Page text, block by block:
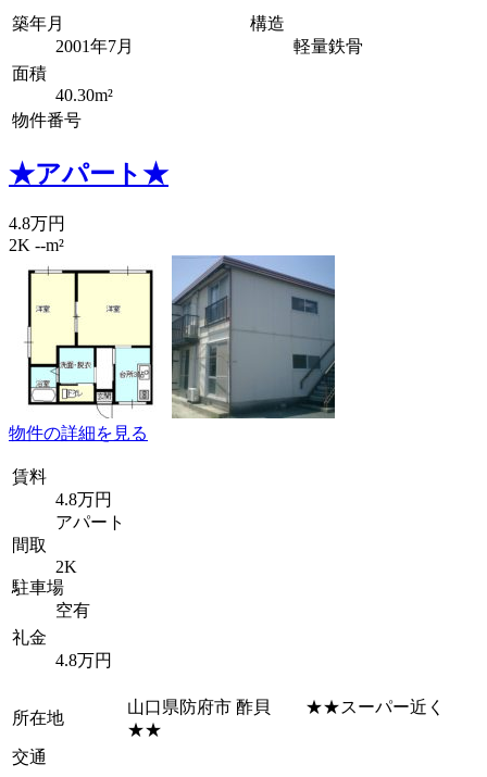
築年月
2001年7月
構造
軽量鉄骨
面積
40.30m²
物件番号
★アパート★
4.8万円
2K --m²
物件の詳細を見る
賃料
4.8万円
アパート
間取
2K
駐車場
空有
礼金
4.8万円
所在地
山口県防府市 酢貝 ★★スーパー近く
★★
交通